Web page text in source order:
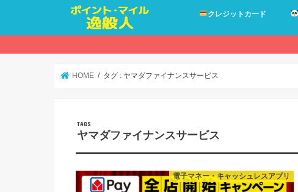
クレジットカード
HOME タグ : ヤマダファイナンスサービス
ヤマダファイナンスサービス
電子マネー・キャッシュレスアプリ